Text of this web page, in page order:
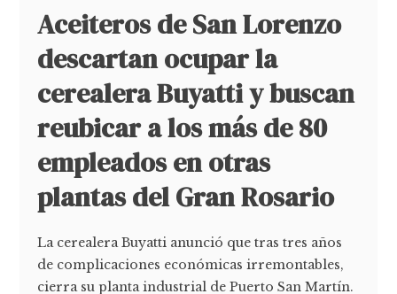
Aceiteros de San Lorenzo
descartan ocupar la
cerealera Buyatti y buscan
reubicar a los más de 80
empleados en otras
plantas del Gran Rosario
La cerealera Buyatti anunció que tras tres años
de complicaciones económicas irremontables,
cierra su planta industrial de Puerto San Martín.